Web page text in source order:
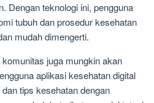
Dengan teknologi ini, pengguna
tubuh dan prosedur kesehatan
mudah dimengerti.
juga mungkin akan
aplikasi kesehatan digital
tips kesehatan dengan